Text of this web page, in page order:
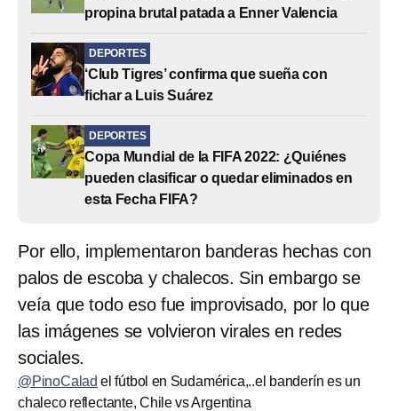
propina brutal patada a Enner Valencia
DEPORTES
‘Club Tigres’ confirma que sueña con
fichar a Luis Suárez
DEPORTES
Copa Mundial de la FIFA 2022: ¿Quiénes
pueden clasificar o quedar eliminados en
esta Fecha FIFA?
Por ello, implementaron banderas hechas con
palos de escoba y chalecos. Sin embargo se
veía que todo eso fue improvisado, por lo que
las imágenes se volvieron virales en redes
sociales.
@PinoCalad el fútbol en Sudamérica,..el banderín es un
chaleco reflectante, Chile vs Argentina